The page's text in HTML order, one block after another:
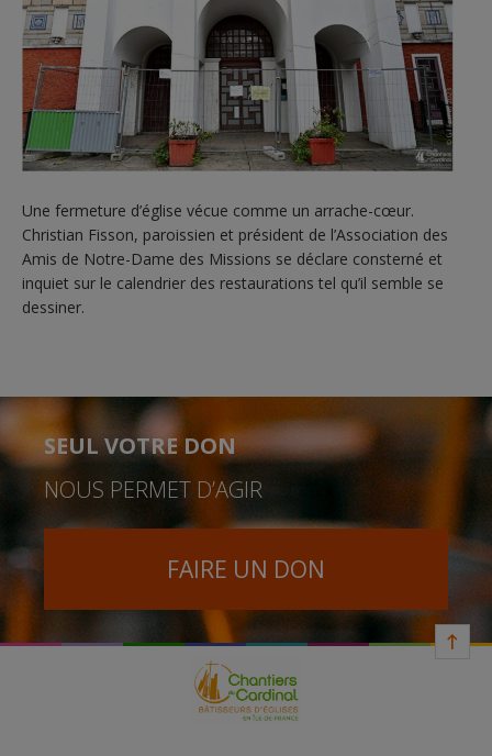
Une fermeture d’église vécue comme un arrache-cœur.
Christian Fisson, paroissien et président de l’Association des
Amis de Notre-Dame des Missions se déclare consterné et
inquiet sur le calendrier des restaurations tel qu’il semble se
dessiner.
SEUL VOTRE DON
NOUS PERMET D’AGIR
FAIRE UN DON